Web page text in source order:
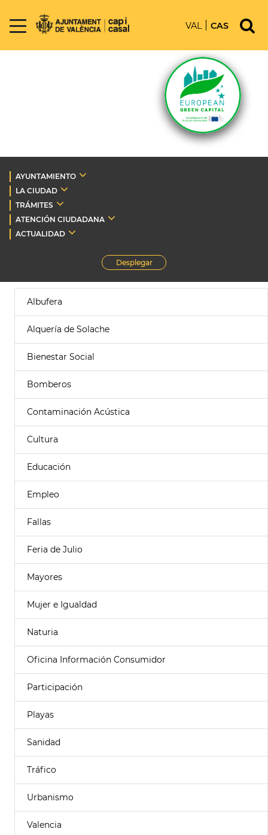
VAL CAS
AYUNTAMIENTO
LA CIUDAD
TRÁMITES
ATENCIÓN CIUDADANA
ACTUALIDAD
Desplegar
Albufera
Alquería de Solache
Bienestar Social
Bomberos
Contaminación Acústica
Cultura
Educación
Empleo
Fallas
Feria de Julio
Mayores
Mujer e Igualdad
Naturia
Oficina Información Consumidor
Participación
Playas
Sanidad
Tráfico
Urbanismo
Valencia